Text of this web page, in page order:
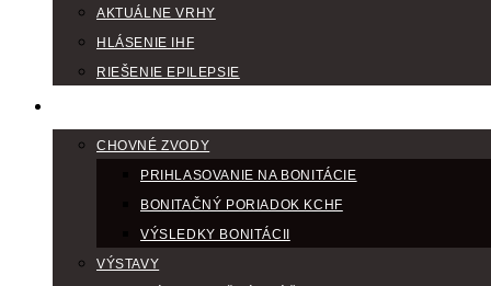
AKTUÁLNE VRHY
HLÁSENIE IHF
RIEŠENIE EPILEPSIE
CHOVNÉ ZVODY
PRIHLASOVANIE NA BONITÁCIE
BONITAČNÝ PORIADOK KCHF
VÝSLEDKY BONITÁCII
VÝSTAVY